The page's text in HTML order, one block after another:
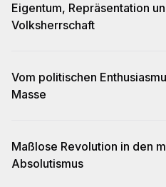
Eigentum, Repräsentation
Volksherrschaft
Vom politischen
Masse
Maßlose Revolution in den
Absolutismus